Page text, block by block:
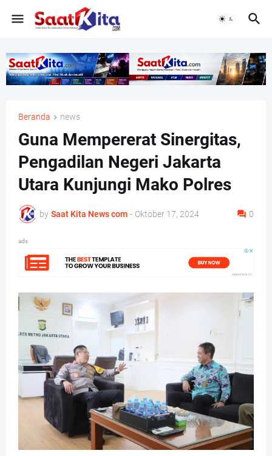
Beranda news
Guna Mempererat Sinergitas,
Pengadilan Negeri Jakarta
Utara Kunjungi Mako Polres
by Saat Kita News com - Oktober 17, 2024 0
ads